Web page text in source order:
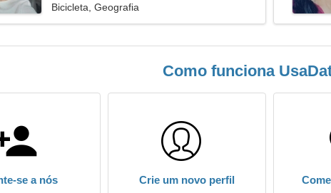
Bicicleta, Geografia
Como funciona
se a nós Crie um novo perfil